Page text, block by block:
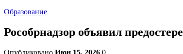
Образование
Рособрнадзор объявил
Опубликовано Июн 15, 2026 0